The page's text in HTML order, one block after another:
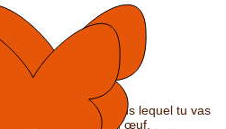
il te faut un bol dans lequel tu vas
en petits dés, et ton œuf.